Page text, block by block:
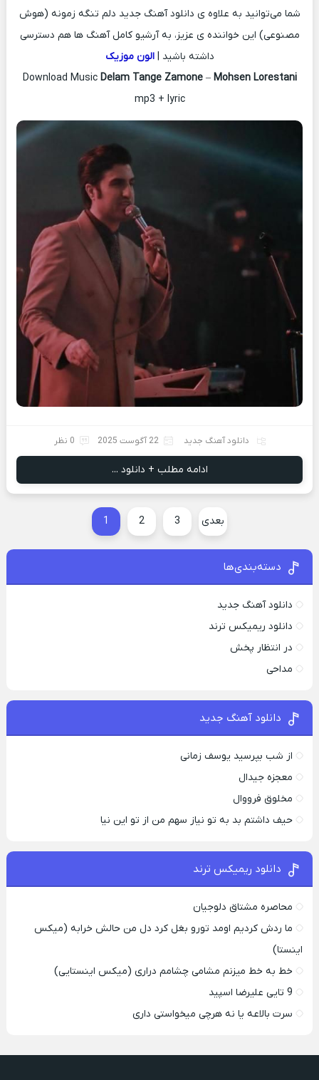
شما می‌توانید به علاوه ی دانلود آهنگ جدید دلم تنگه زمونه (هوش
مصنوعی) این خواننده ی عزیز، به آرشیو کامل آهنگ ها هم دسترسی
داشته باشید |الون موزیک
Download Music Delam Tange Zamone– Mohsen Lorestani
mp3 + lyric
دانلود آهنگ جدید 22 آگوست 2025 0 نظر
ادامه مطلب + دانلود ...
1 2 3 بعدی
دسته‌بندی‌ها
دانلود آهنگ جدید
دانلود ریمیکس ترند
در انتظار پخش
مداحی
دانلود آهنگ جدید
از شب بپرسید یوسف زمانی
معجزه جیدال
مخلوق فرووال
حیف داشتم بد به تو نیاز سهم من از تو این نیا
دانلود ریمیکس ترند
محاصره مشتاق دلوجیان
ما ردش کردیم اومد تورو بغل کرد دل من حالش خرابه (میکس
اینستا)
خط به خط میزنم مشامی چشامم دراری (میکس اینستایی)
9 تایی علیرضا اسپید
سرت بالاعه یا نه هرچی میخواستی داری